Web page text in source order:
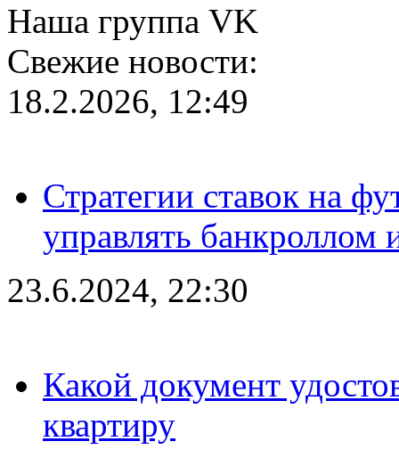
Наша группа VK
Свежие новости:
18.2.2026, 12:49
Стратегии ставок на
управлять банкроллом
23.6.2024, 22:30
Какой документ
квартиру